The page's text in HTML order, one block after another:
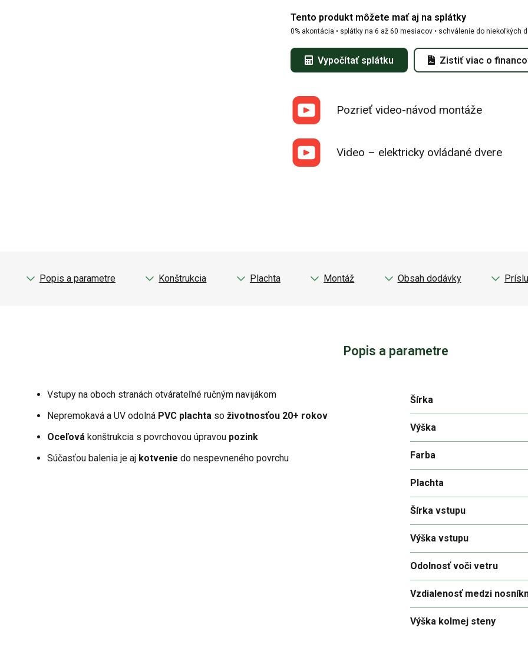
Tento produkt môžete mať aj na splátky
0% akontácia • splátky na 6 až 60 mesiacov • schválenie do niekoľkých
Vypočítať splátku Zistiť viac o
Pozrieť video-návod montáže
Video – elektricky ovládané dvere
Popis a parametre Konštrukcia Plachta Montáž Obsah dodávky
Popis a parametre
Vstupy na oboch stranách otvárateľné ručným navijákom
Nepremokavá a UV odolná PVC plachta so životnosťou 20+ rokov
Oceľová konštrukcia s povrchovou úpravou pozink
Súčasťou balenia je aj kotvenie do nespevneného povrchu
Šírka
Výška
Farba
Plachta
Šírka vstupu
Výška vstupu
Odolnosť voči vetru
Vzdialenosť medzi
Výška kolmej steny